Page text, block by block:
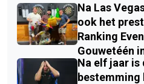
Na Las
ook het
Ranking
Gouwetéén
Na elf jaar is
bestemming